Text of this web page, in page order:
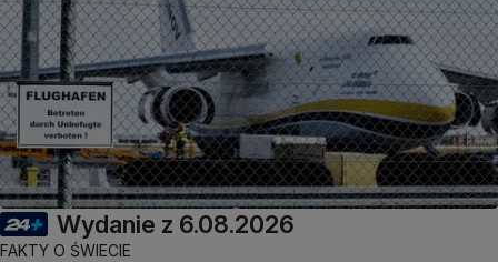
Wydanie z 6.08.2026
FAKTY O ŚWIECIE